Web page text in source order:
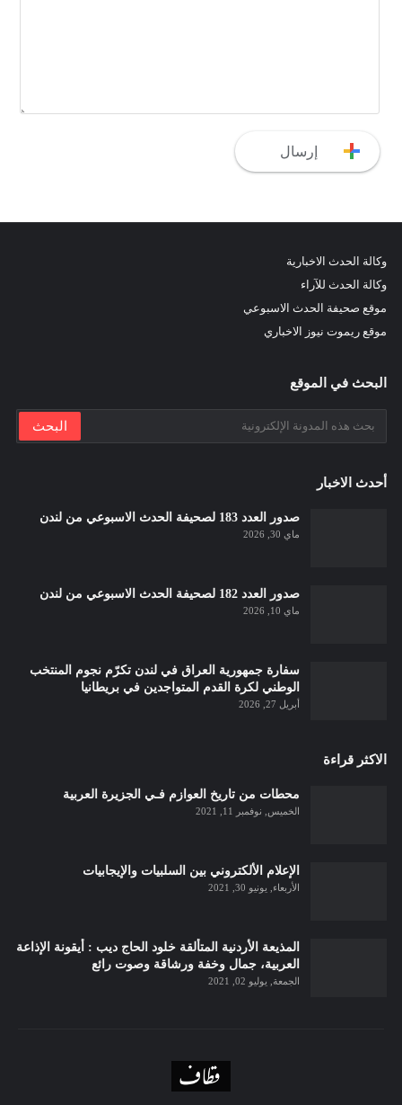
وكالة الحدث الاخبارية
وكالة الحدث للآراء
موقع صحيفة الحدث الاسبوعي
موقع ريموت نيوز الاخباري
البحث في الموقع
أحدث الاخبار
صدور العدد 183 لصحيفة الحدث الاسبوعي من لندن
ماي 30, 2026
صدور العدد 182 لصحيفة الحدث الاسبوعي من لندن
ماي 10, 2026
سفارة جمهورية العراق في لندن تكرّم نجوم المنتخب
الوطني لكرة القدم المتواجدين في بريطانيا
أبريل 27, 2026
الاكثر قراءة
محطات من تاريخ العوازم فـي الجزيرة العربية
الخميس, نوفمبر 11, 2021
الإعلام الألكتروني بين السلبيات والإيجابيات
الأربعاء, يونيو 30, 2021
المذيعة الأردنية المتألقة خلود الحاج ديب : أيقونة الإذاعة
العربية، جمال وخفة ورشاقة وصوت رائع
الجمعة, يوليو 02, 2021